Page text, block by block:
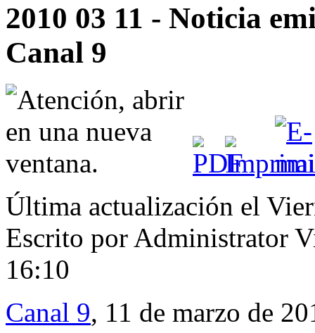
2010 03 11 - Noticia
Canal 9
Última actualización el
Escrito por Administrator
16:10
Canal 9, 11 de marzo de